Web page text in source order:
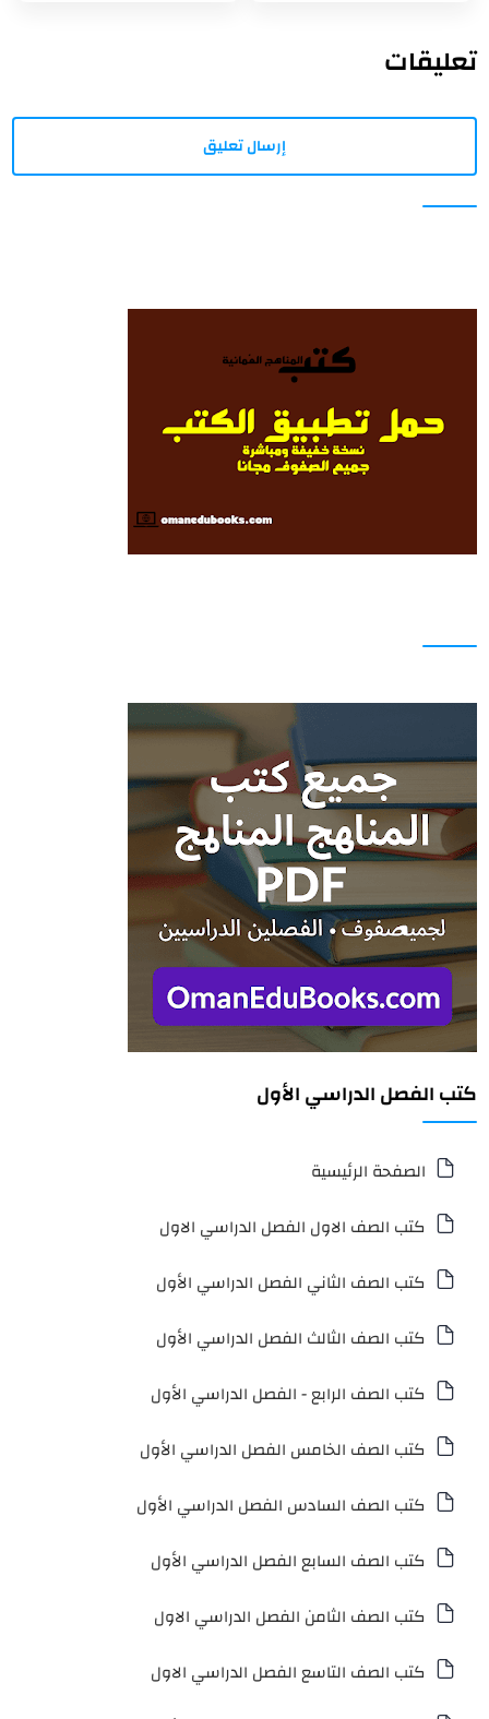
تعليقات
إرسال تعليق
كتب الفصل الدراسي الأول
الصفحة الرئيسية
كتب الصف الاول الفصل الدراسي الاول
كتب الصف الثاني الفصل الدراسي الأول
كتب الصف الثالث الفصل الدراسي الأول
كتب الصف الرابع - الفصل الدراسي الأول
كتب الصف الخامس الفصل الدراسي الأول
كتب الصف السادس الفصل الدراسي الأول
كتب الصف السابع الفصل الدراسي الأول
كتب الصف الثامن الفصل الدراسي الاول
كتب الصف التاسع الفصل الدراسي الاول